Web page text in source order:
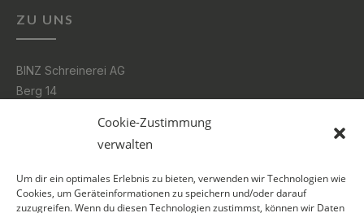
Cookie-Zustimmung
verwalten
Um dir ein optimales Erlebnis zu bieten, verwenden wir Technologien wie
Cookies, um Geräteinformationen zu speichern und/oder darauf
zuzugreifen. Wenn du diesen Technologien zustimmst, können wir Daten
ZU UNS
BINZ Schreinerei AG
Berg 14
info@binz.swiss